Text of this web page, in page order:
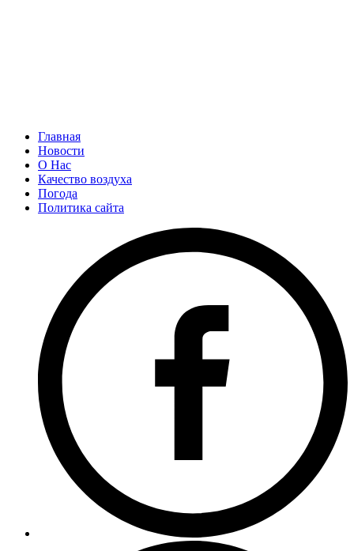
Главная
Новости
О Нас
Качество воздуха
Погода
Политика сайта